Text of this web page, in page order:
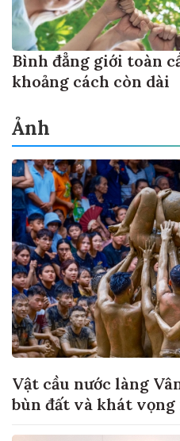
Bình đẳng giới toàn
khoảng cách còn dài
Ảnh
Vật cầu nước làng
bùn đất và khát vọng